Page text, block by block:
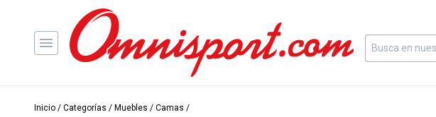
Inicio / Categorías / Muebles / Camas /